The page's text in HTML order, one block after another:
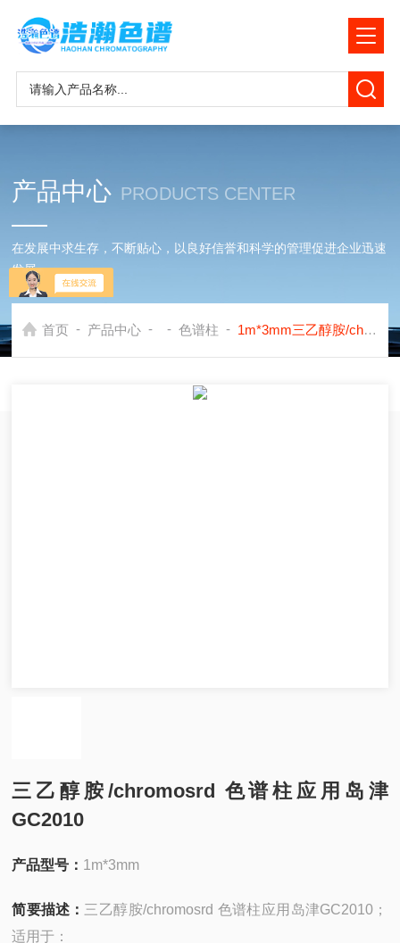
产品中心 PRODUCTS CENTER
在发展中求生存，不断贴心，以良好信誉和科学的管理促进企业迅速
发展
首页 - 产品中心 - - 色谱柱 - 1m*3mm三乙醇胺/chromosrd 色谱柱应用岛津GC2010
三乙醇胺/chromosrd 色谱柱应用岛津
GC2010
产品型号： 1m*3mm
简要描述： 三乙醇胺/chromosrd 色谱柱应用岛津GC2010；
适用于：